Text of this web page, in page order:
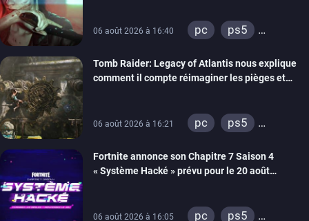
06 août 2026 à 16:40 pc
ps5
switch 2
Tomb Raider: Legacy of Atlantis nous explique
comment il compte réimaginer les pièges et
06 août 2026 à 16:21 pc
ps5
switch 2
Fortnite annonce son Chapitre 7 Saison 4
« Système Hacké » prévu pour le 20 août
06 août 2026 à 16:05 pc
ps5